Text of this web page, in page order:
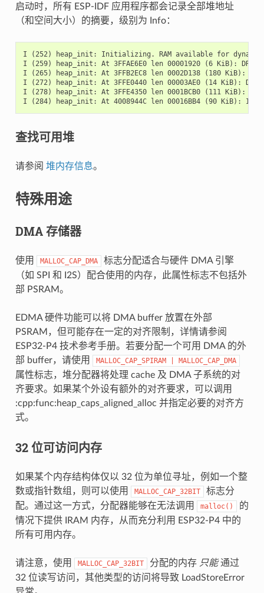
启动时，所有 ESP-IDF 应用程序都会记录全部堆地址
（和空间大小）的摘要，级别为 Info：
I (252) heap_init: Initializing. RAM available for
I (259) heap_init: At 3FFAE6E0 len 00001920 (6 KiB): DRAM
I (265) heap_init: At 3FFB2EC8 len 0002D138 (180 KiB):
I (272) heap_init: At 3FFE0440 len 00003AE0 (14 KiB): D/
I (278) heap_init: At 3FFE4350 len 0001BCB0 (111 KiB): D/
查找可用堆
请参阅 堆内存信息。
特殊用途
DMA 存储器
使用 MALLOC_CAP_DMA
标志分配适合与硬件 DMA 引擎
（如 SPI 和 I2S）配合使用的内存，此属性标志不包括外
部 PSRAM。
EDMA 硬件功能可以将 DMA buffer 放置在外部
PSRAM，但可能存在一定的对齐限制，详情请参阅
ESP32-P4 技术参考手册。若要分配一个可用 DMA 的外
部 buffer，请使用
MALLOC_CAP_SPIRAM MALLOC_CAP_DMA
属性标志，堆分配器将处理 cache 及 DMA 子系统的对
齐要求。如果某个外设有额外的对齐要求，可以调用
:cpp:func:heap_caps_aligned_alloc 并指定必要的对齐方
式。
32 位可访问内存
如果某个内存结构体仅以 32 位为单位寻址，例如一个整
数或指针数组，则可以使用
MALLOC_CAP_32BIT
标志分
配。通过这一方式，分配器能够在无法调用
malloc()
的
情况下提供 IRAM 内存，从而充分利用 ESP32-P4 中的
所有可用内存。
请注意，使用 MALLOC_CAP_32BIT 分配的内存 只能通过
32 位读写访问，其他类型的访问将导致 LoadStoreError